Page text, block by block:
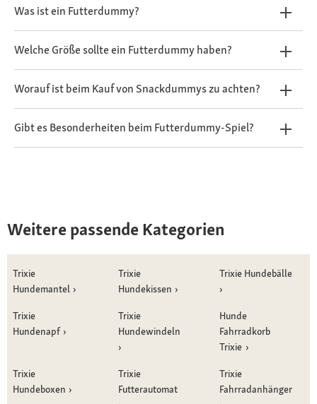
Was ist ein Futterdummy?
Welche Größe sollte ein Futterdummy haben?
Worauf ist beim Kauf von Snackdummys zu achten?
Gibt es Besonderheiten beim Futterdummy-Spiel?
Weitere passende Kategorien
Trixie
Hundemantel
Trixie
Hundekissen
Trixie Hundebälle
Trixie
Hundenapf
Trixie
Hundewindeln
Hunde
Fahrradkorb
Trixie
Trixie
Hundeboxen
Trixie
Futterautomat
Trixie
Fahrradanhänger